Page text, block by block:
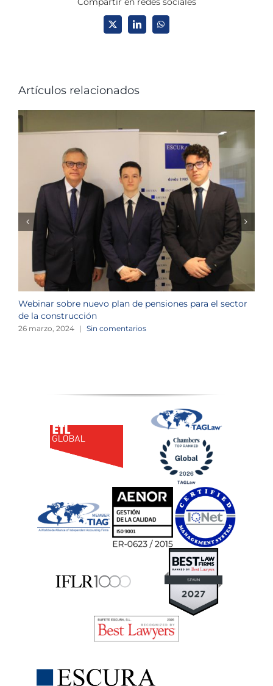
X LinkedInWhatsApp
Artículos relacionados
Webinar sobre nuevo plan de pensiones para el sector
de la construcción
26 marzo, 2024 | Sin comentarios